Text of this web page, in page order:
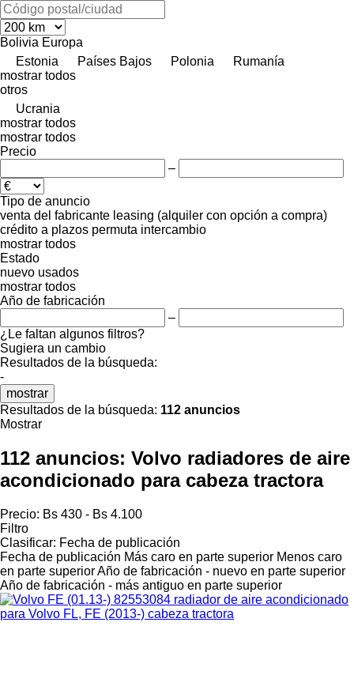
Bolivia Europa
Estonia
Países Bajos Polonia
Rumanía
mostrar todos
otros
Ucrania
mostrar todos
mostrar todos
Precio
–
Tipo de anuncio
venta del fabricante leasing (alquiler con opción a compra)
crédito a plazos permuta intercambio
mostrar todos
Estado
nuevo usados
mostrar todos
Año de fabricación
–
¿Le faltan algunos filtros?
Sugiera un cambio
Resultados de la búsqueda:
-
mostrar
Resultados de la búsqueda: 112 anuncios
Mostrar
112 anuncios: Volvo radiadores de aire
acondicionado para cabeza tractora
Precio: Bs 430 - Bs 4.100
Filtro
Clasificar: Fecha de publicación
Fecha de publicación Más caro en parte superior Menos caro
en parte superiorAño de fabricación - nuevo en parte superior
Año de fabricación - más antiguo en parte superior